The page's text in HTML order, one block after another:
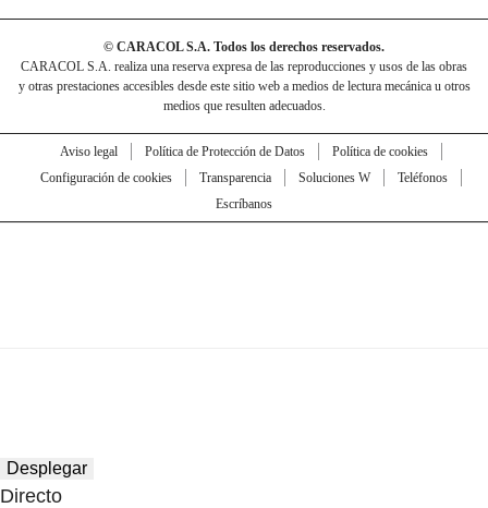
© CARACOL S.A. Todos los derechos reservados.
CARACOL S.A. realiza una reserva expresa de las reproducciones y usos de las obras
y otras prestaciones accesibles desde este sitio web a medios de lectura mecánica u otros
medios que resulten adecuados.
Aviso legal Política de Protección de Datos
Política de cookies
Configuración de cookies
Transparencia Soluciones W
Teléfonos
Escríbanos
Desplegar
Directo